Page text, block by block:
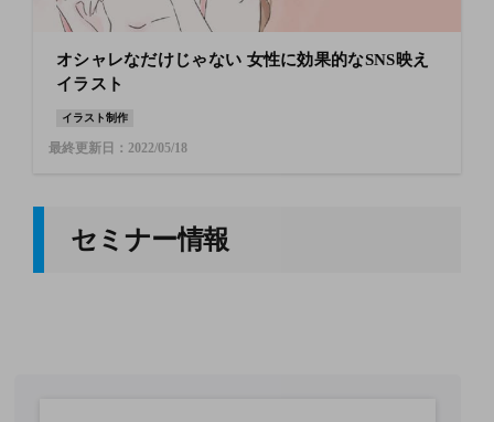
オシャレなだけじゃない 女性に効果的なSNS映え
イラスト
イラスト制作
最終更新日：2022/05/18
セミナー情報